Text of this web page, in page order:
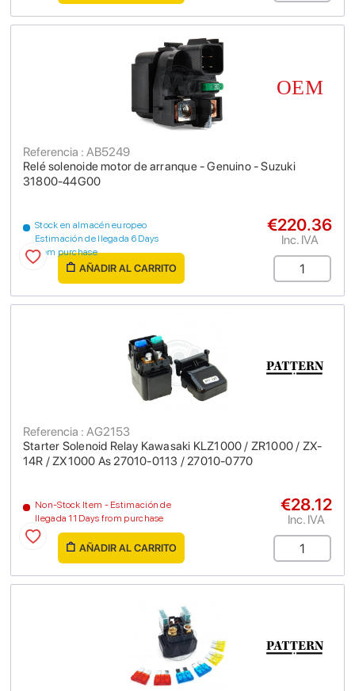
Relé solenoide motor de arranque - Genuino - Suzuki
31800-44G00
Referencia : AB5249
Stock en almacén europeo
Estimación de llegada 6 Days
from purchase
€220.36
Inc. IVA
AÑADIR AL CARRITO
Starter Solenoid Relay Kawasaki KLZ1000 / ZR1000 / ZX-
14R / ZX1000 As 27010-0113 / 27010-0770
Referencia : AG2153
Non-Stock Item - Estimación de
llegada 11 Days from purchase
€28.12
Inc. IVA
AÑADIR AL CARRITO